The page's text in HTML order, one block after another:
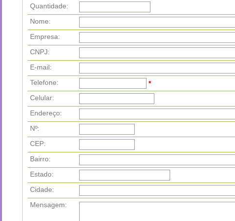
Quantidade:
Nome:
Empresa:
CNPJ:
E-mail:
Telefone:
*
Celular:
Endereço:
Nº:
CEP:
Bairro:
Estado:
Cidade:
Mensagem: